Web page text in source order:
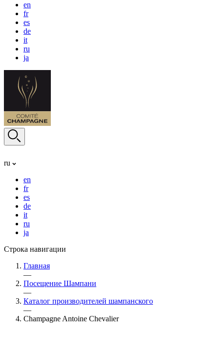
en
fr
es
de
it
ru
ja
ru
en
fr
es
de
it
ru
ja
Строка навигации
Главная
—
Посещение Шампани
—
Каталог производителей шампанского
—
Champagne Antoine Chevalier